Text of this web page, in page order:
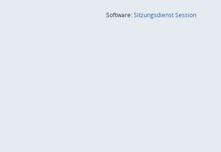
Software:SitzungsdienstSession(Wird in